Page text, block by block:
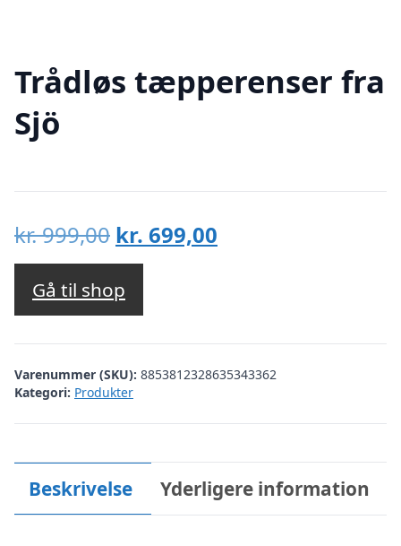
Trådløs tæpperenser fra
Sjö
kr.999,00 Den
oprindelige
pris
var:
kr. 999,00.
kr. 699,00
kr. 699,00.
Gå til shop
Varenummer (SKU): 8853812328635343362
Kategori: Produkter
Beskrivelse Yderligere information